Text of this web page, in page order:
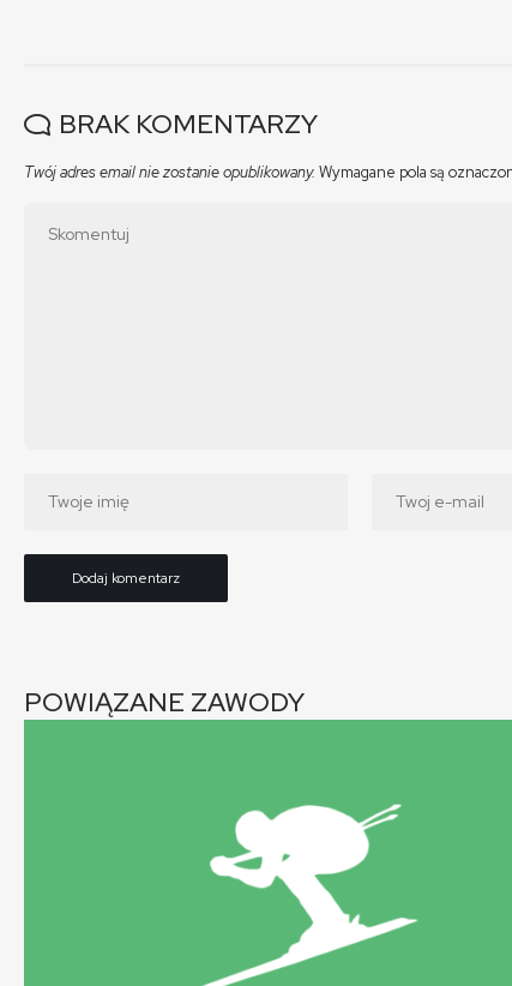
BRAK KOMENTARZY
Twój adres email nie zostanie opublikowany. Wymagane pola są
POWIĄZANE ZAWODY